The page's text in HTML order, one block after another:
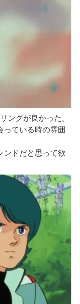
ングが良かった。
っている時の雰囲
ンドだと思って欲